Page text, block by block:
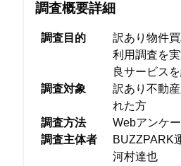
調査概要詳細
調査目的
訳あり物件
利⽤調査を
良サービス
調査対象
訳あり不動
れた方
調査方法
Webアンケー
調査主体者
BUZZPARK
河村達也